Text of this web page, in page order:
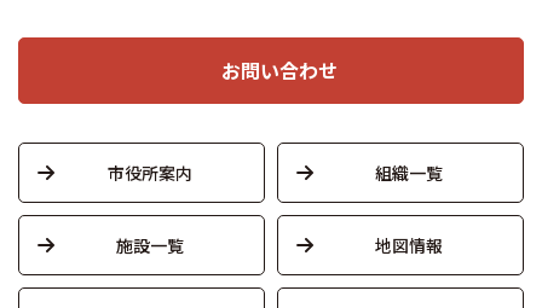
お問い合わせ
市役所案内 組織一覧
施設一覧 地図情報